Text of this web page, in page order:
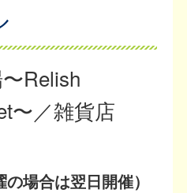
Relish
〜／雑貨店
場合は翌日開催）